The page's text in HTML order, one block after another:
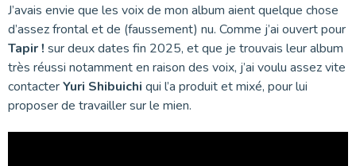
J’avais envie que les voix de mon album aient quelque chose
d’assez frontal et de (faussement) nu. Comme j’ai ouvert pour
Tapir ! sur deux dates fin 2025, et que je trouvais leur album
très réussi notamment en raison des voix, j’ai voulu assez vite
contacterYuri Shibuichi qui l’a produit et mixé, pour lui
proposer de travailler sur le mien.